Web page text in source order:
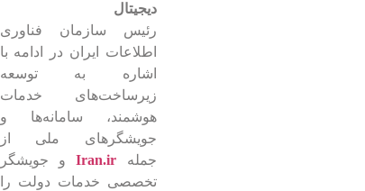
دیجیتال
رئیس سازمان فناوری
اطلاعات ایران در ادامه با
اشاره به توسعه
زیرساخت‌های خدمات
هوشمند، سامانه‌ها و
جویشگرهای ملی از
جمله Iran.irو جویشگر
تخصصی خدمات دولت را